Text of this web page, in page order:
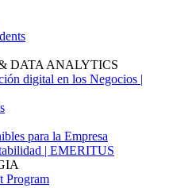
DATA ANALYTICS
digital en los Negocios |
para la Empresa
| EMERITUS
Program